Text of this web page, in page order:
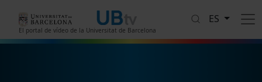
El portal de vídeo de la Universitat de Barcelona
ES